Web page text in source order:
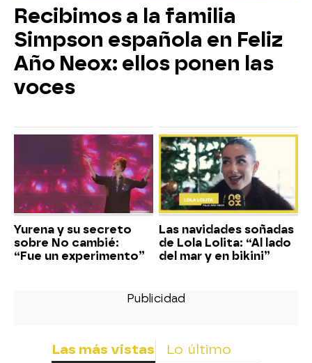
Recibimos a la familia
Simpson española en Feliz
Año Neox: ellos ponen las
voces
Yurena y su secreto
sobre No cambié:
“Fue un experimento”
Las navidades soñadas
de Lola Lolita: “Al lado
del mar y en bikini”
Las más vistas Lo último